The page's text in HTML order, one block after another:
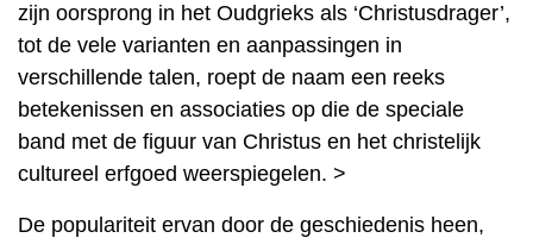
zijn oorsprong in het Oudgrieks als ‘Christusdrager’,
tot de vele varianten en aanpassingen in
verschillende talen, roept de naam een ​​reeks
betekenissen en associaties op die de speciale
band met de figuur van Christus en het christelijk
cultureel erfgoed weerspiegelen. >
De populariteit ervan door de geschiedenis heen,